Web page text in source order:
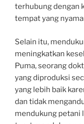
terhubung dengan
tempat yang
Selain itu,
meningkatkan
Puma, seorang
yang diproduksi
yang lebih baik
dan tidak
mendukung petani